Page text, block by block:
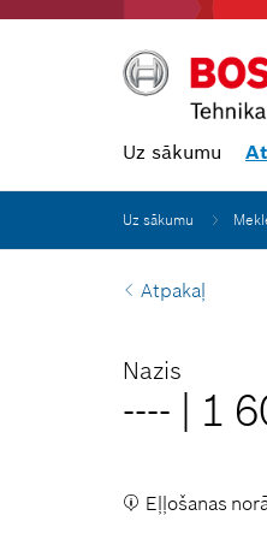
Uz sākumu
Uz sākumu
Atpakaļ
Nazis
---- | 1
Eļļošanas